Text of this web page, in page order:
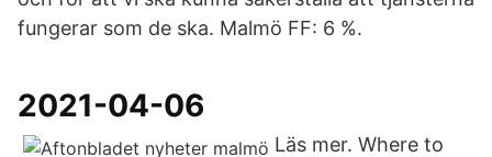
fungerar som de ska. Malmö FF: 6 %.
2021-04-06
Läs mer. Where to